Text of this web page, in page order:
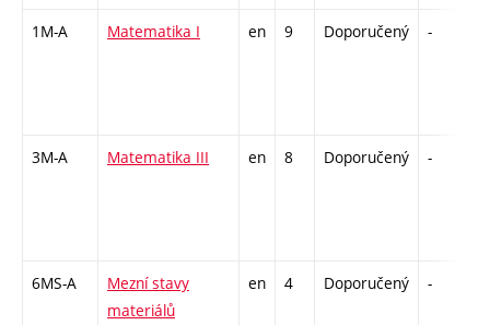
1M-A Matematika I en 9 Doporučený -
3M-A Matematika III en 8 Doporučený -
6MS-A
Mezní stavy
materiálů
en 4 Doporučený -